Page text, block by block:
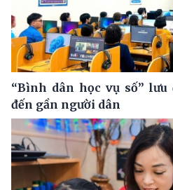
“Bình dân học vụ số”
đến gần người dân